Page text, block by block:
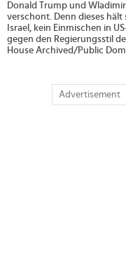
Donald Trump und
verschont. Denn dieses hält
Israel, kein Einmischen in
gegen den Regierungsstil
House Archived/Public
Advertisement